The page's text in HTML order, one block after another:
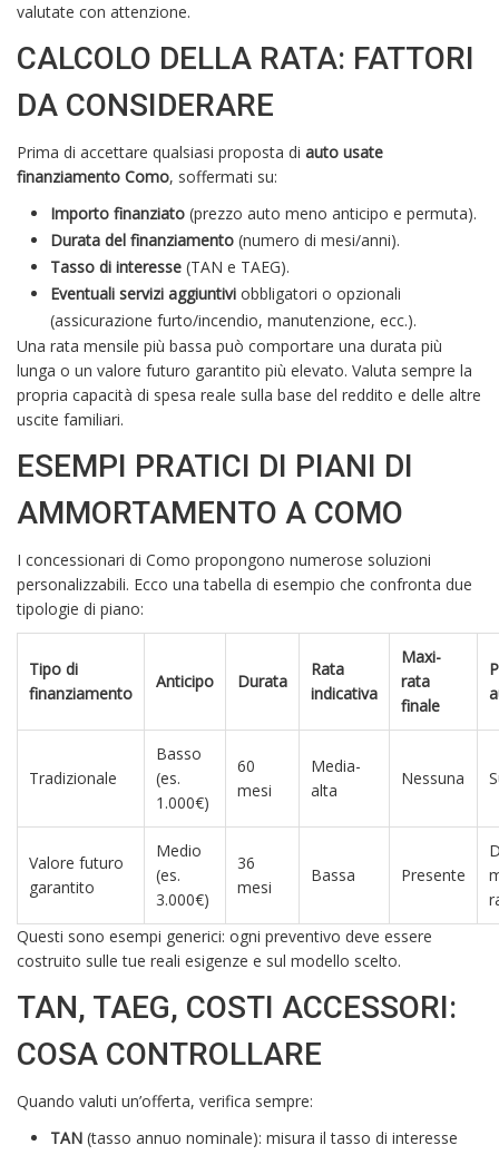
valutate con attenzione.
CALCOLO DELLA RATA: FATTORI
DA CONSIDERARE
Prima di accettare qualsiasi proposta di auto usate
finanziamento Como, soffermati su:
Importo finanziato (prezzo auto meno anticipo e permuta).
Durata del finanziamento (numero di mesi/anni).
Tasso di interesse (TAN e TAEG).
Eventuali servizi aggiuntivi obbligatori o opzionali
(assicurazione furto/incendio, manutenzione, ecc.).
Una rata mensile più bassa può comportare una durata più
lunga o un valore futuro garantito più elevato. Valuta sempre la
propria capacità di spesa reale sulla base del reddito e delle altre
uscite familiari.
ESEMPI PRATICI DI PIANI DI
AMMORTAMENTO A COMO
I concessionari di Como propongono numerose soluzioni
personalizzabili. Ecco una tabella di esempio che confronta due
tipologie di piano:
Tipo di
finanziamento
Anticipo Durata
Rata
indicativa
Maxi-
rata
finale
Tradizionale
Basso
(es.
1.000€)
60
mesi
Media-
alta
Nessuna
Valore futuro
garantito
Medio
(es.
3.000€)
36
mesi
Bassa Presente
Questi sono esempi generici: ogni preventivo deve essere
costruito sulle tue reali esigenze e sul modello scelto.
TAN, TAEG, COSTI ACCESSORI:
COSA CONTROLLARE
Quando valuti un’offerta, verifica sempre:
TAN (tasso annuo nominale): misura il tasso di interesse